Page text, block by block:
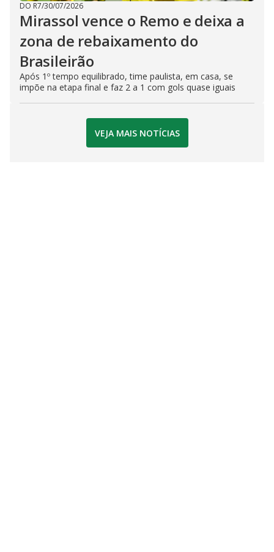
DO R7/30/07/2026
Mirassol vence o Remo e deixa a
zona de rebaixamento do
Brasileirão
Após 1º tempo equilibrado, time paulista, em casa, se
impõe na etapa final e faz 2 a 1 com gols quase iguais
VEJA MAIS NOTÍCIAS